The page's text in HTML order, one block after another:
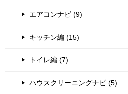
エアコンナビ (9)
キッチン編 (15)
トイレ編 (7)
ハウスクリーニングナビ (5)